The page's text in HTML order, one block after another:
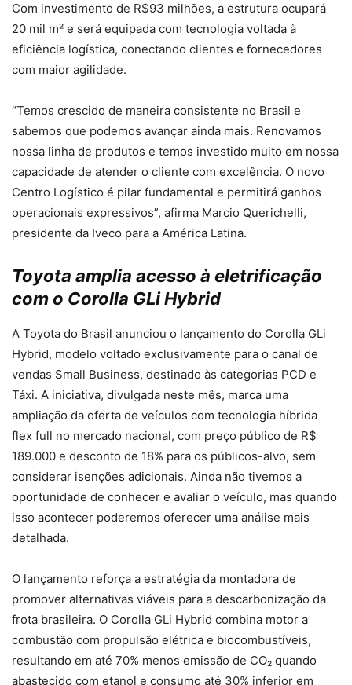
Com investimento de R$93 milhões, a estrutura ocupará
20 mil m² e será equipada com tecnologia voltada à
eficiência logística, conectando clientes e fornecedores
com maior agilidade.
“Temos crescido de maneira consistente no Brasil e
sabemos que podemos avançar ainda mais. Renovamos
nossa linha de produtos e temos investido muito em nossa
capacidade de atender o cliente com excelência. O novo
Centro Logístico é pilar fundamental e permitirá ganhos
operacionais expressivos”, afirma Marcio Querichelli,
presidente da Iveco para a América Latina.
Toyota amplia acesso à eletrificação
com o Corolla GLi Hybrid
A Toyota do Brasil anunciou o lançamento do Corolla GLi
Hybrid, modelo voltado exclusivamente para o canal de
vendas Small Business, destinado às categorias PCD e
Táxi. A iniciativa, divulgada neste mês, marca uma
ampliação da oferta de veículos com tecnologia híbrida
flex full no mercado nacional, com preço público de R$
189.000 e desconto de 18% para os públicos-alvo, sem
considerar isenções adicionais. Ainda não tivemos a
oportunidade de conhecer e avaliar o veículo, mas quando
isso acontecer poderemos oferecer uma análise mais
detalhada.
O lançamento reforça a estratégia da montadora de
promover alternativas viáveis para a descarbonização da
frota brasileira. O Corolla GLi Hybrid combina motor a
combustão com propulsão elétrica e biocombustíveis,
resultando em até 70% menos emissão de CO₂ quando
abastecido com etanol e consumo até 30% inferior em